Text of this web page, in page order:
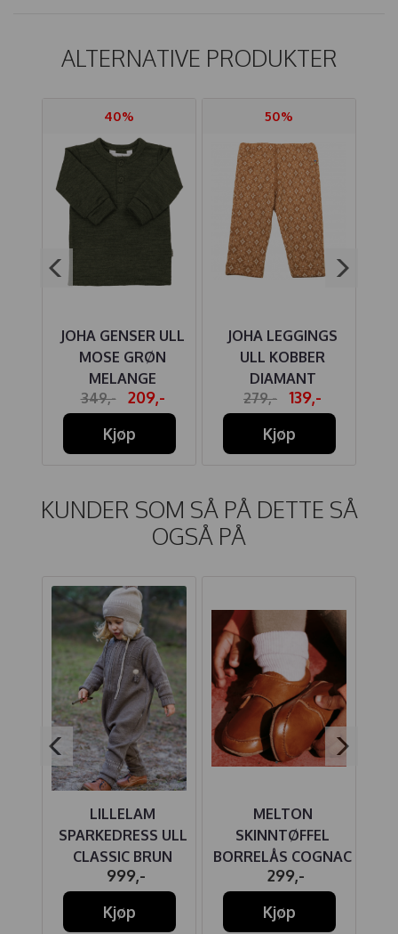
ALTERNATIVE PRODUKTER
40%
JOHA GENSER ULL
MOSE GRØN
MELANGE
349,-
209,-
Kjøp
50%
JOHA LEGGINGS
ULL KOBBER
DIAMANT
279,-
139,-
Kjøp
KUNDER SOM SÅ PÅ DETTE SÅ
OGSÅ PÅ
LILLELAM
SPARKEDRESS ULL
CLASSIC BRUN
999,-
Kjøp
MELTON
SKINNTØFFEL
BORRELÅS COGNAC
299,-
Kjøp